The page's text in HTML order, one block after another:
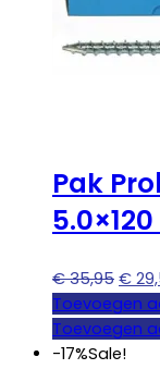
Pak
€35,95
prijs
was:
€
€
Toevoegen
Toevoegen
-17%Sale!